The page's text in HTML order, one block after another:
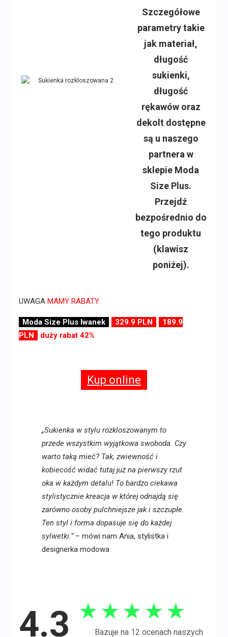
Szczegółowe
parametry takie
jak materiał,
długość
sukienki,
długość
rękawów oraz
dekolt dostępne
są u naszego
partnera w
sklepie Moda
Size Plus.
Przejdź
bezpośrednio do
tego produktu
(klawisz
poniżej).
UWAGA MAMY RABATY
Moda Size Plus Iwanek 329.9 PLN
189.9
PLN
duży rabat 42%
Kup online
„Sukienka w stylu rozkloszowanym to
przede wszystkim wyjątkowa swoboda. Czy
warto taką mieć? Tak, zwiewność i
kobiecość widać tutaj już na pierwszy rzut
oka w każdym detalu! To bardzo ciekawa
stylistycznie kreacja w której odnajdą się
zarówno osoby pulchniejsze jak i szczupłe.
Ten styl i forma dopasuje się do każdej
sylwetki.”– mówi nam Ania, stylistka i
designerka modowa
4.3 ★ ★ ★ ★ ★
Bazuje na 12 ocenach naszych